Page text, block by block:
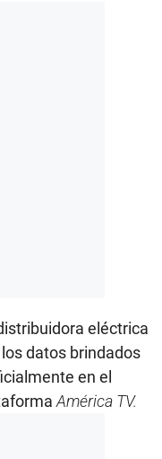
eléctrica
datos brindados
en el
América TV.